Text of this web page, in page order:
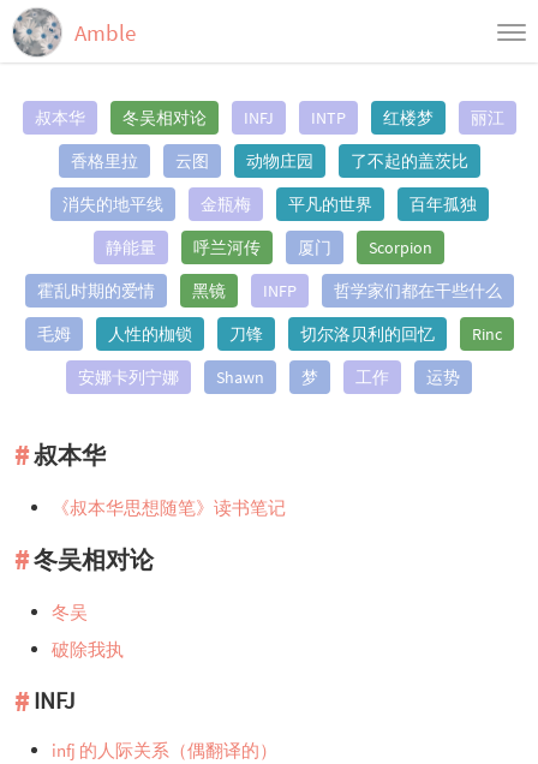
Amble
归档
标签
叔本华 冬吴相对论 INFJ INTP 红楼梦
丽江
香格里拉
云图 动物庄园
了不起的盖茨比
消失的地平线
金瓶梅 平凡的世界
百年孤独
静能量
呼兰河传 厦门
Scorpion
霍乱时期的爱情
黑镜 INFP
哲学家们都在干些什么
毛姆
人性的枷锁 刀锋 切尔洛贝利的回忆
Rinc
安娜卡列宁娜
Shawn 梦 工作 运势
叔本华
《叔本华思想随笔》读书笔记
冬吴相对论
冬吴
破除我执
INFJ
infj 的人际关系（偶翻译的）